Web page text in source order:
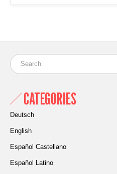
CATEGORIES
Deutsch
English
Español Castellano
Español Latino